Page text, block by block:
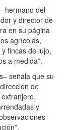
del
y director de
en su página
agrícolas,
fincas de lujo,
a medida”.
señala que su
de
y